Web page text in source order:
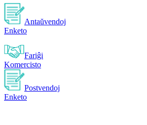
Antaŭvendoj
Enketo
Fariĝi
Komercisto
Postvendoj
Enketo